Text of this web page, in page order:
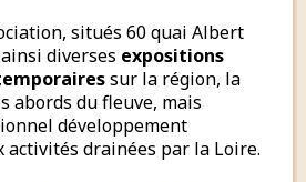
situés 60 quai Albert
diverses expositions
sur la région, la
abords du fleuve, mais
développement
activités drainées par la Loire.